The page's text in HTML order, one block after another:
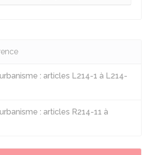
: articles L214-1 à L214-
: articles R214-11 à